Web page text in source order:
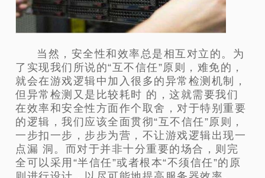
当然，安全性和效率总是相互对立的。为
了实现我们所说的“互不信任”原则，难免的，
就会在游戏逻辑中加入很多的异常检测机制，
但异常检测又是比较耗时 的，这就需要我们
在效率和安全性方面作个取舍，对于特别重要
的逻辑，我们应该全面贯彻“互不信任”原则，
一步扣一步，步步为营，不让游戏逻辑出现一
点漏 洞。而对于并非十分重要的场合，则完
全可以采用“半信任”或者根本“不须信任”的原